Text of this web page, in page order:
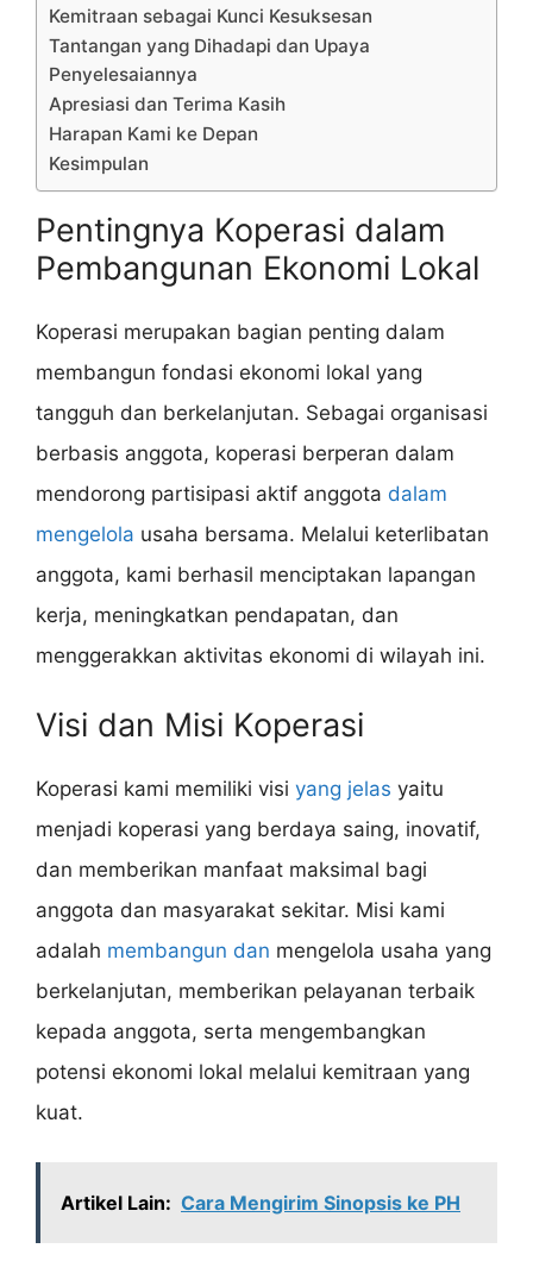
Kemitraan sebagai Kunci Kesuksesan
Tantangan yang Dihadapi dan Upaya
Penyelesaiannya
Apresiasi dan Terima Kasih
Harapan Kami ke Depan
Kesimpulan
Pentingnya Koperasi dalam
Pembangunan Ekonomi Lokal
Koperasi merupakan bagian penting dalam
membangun fondasi ekonomi lokal yang
tangguh dan berkelanjutan. Sebagai organisasi
berbasis anggota, koperasi berperan dalam
mendorong partisipasi aktif anggota dalam
mengelola usaha bersama. Melalui keterlibatan
anggota, kami berhasil menciptakan lapangan
kerja, meningkatkan pendapatan, dan
menggerakkan aktivitas ekonomi di wilayah ini.
Visi dan Misi Koperasi
Koperasi kami memiliki visi yang jelas yaitu
menjadi koperasi yang berdaya saing, inovatif,
dan memberikan manfaat maksimal bagi
anggota dan masyarakat sekitar. Misi kami
adalah membangun dan mengelola usaha yang
berkelanjutan, memberikan pelayanan terbaik
kepada anggota, serta mengembangkan
potensi ekonomi lokal melalui kemitraan yang
kuat.
Artikel Lain: Cara Mengirim Sinopsis ke PH